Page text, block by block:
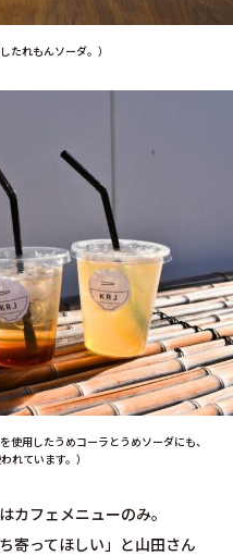
たれもんソーダ。）
使用したうめコーラとうめソーダにも、
れています。）
カフェメニューのみ。
寄ってほしい」と山田さん